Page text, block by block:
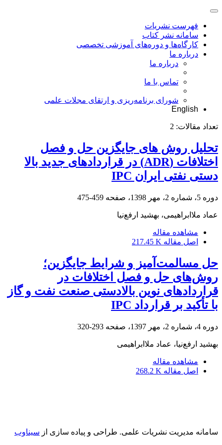
فهرست نشریات
سامانه نشر کتاب
کارگاه‌ها و دوره‌های آموزشی تخصصی
درباره ما
درباره ما
تماس با ما
شورای برنامه‌ریزی و ارتقای مجلات علمی
English
تعداد مقالات: 2
تحلیل روش های جایگزین حل و فصل
اختلافات (ADR) در قراردادهای جدید بالا
دستی نفتی ایران IPC
دوره 5، شماره 2، مهر 1398، صفحه 459-475
عماد ملاابراهیمی، بهشید ارفع‌نیا
مشاهده مقاله
اصل مقاله 217.45 K
حل مسالمت‌آمیز و شرایط جایگزین؛
روش‌های حل و فصل اختلافات در
قراردادهای نوین بالادستی صنعت نفت و گاز
با تأکید بر قرارداد IPC
دوره 4، شماره 2، مهر 1397، صفحه 293-320
بهشید ارفع‌نیا، عماد ملاابراهیمی
مشاهده مقاله
اصل مقاله 268.2 K
سامانه مدیریت نشریات علمی. طراحی و پیاده سازی از سیناوب